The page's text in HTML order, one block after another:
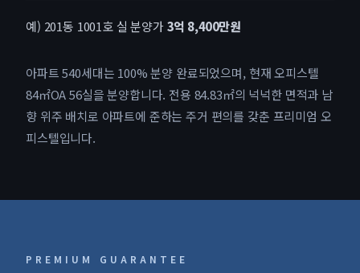
예) 201동 1001호 실 분양가3억 8,400만원
아파트 540세대는 100% 분양 완료되었으며, 현재 오피스텔
84㎡OA 56실을 분양합니다. 전용 84.83㎡의 넉넉한 면적과 남
향 위주 배치로 아파트에 준하는 주거 편의를 갖춘 프리미엄 오
피스텔입니다.
PREMIUM GUARANTEE